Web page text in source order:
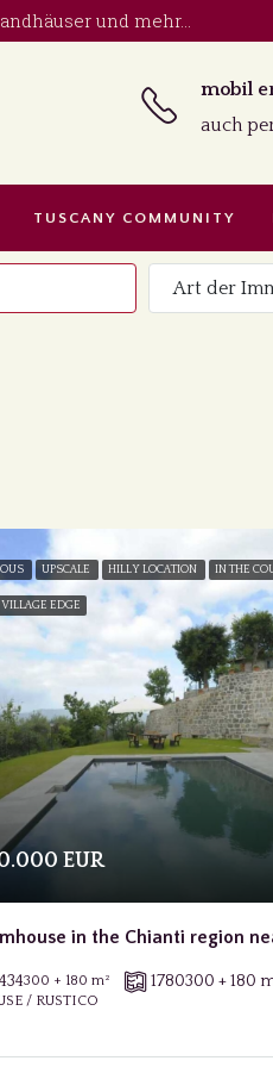
und mehr...
mobil
auch
TUSCANY COMMUNITY
Art der
UPSCALE HILLY LOCATION IN THE
VILLAGE EDGE
EUR
in the Chianti region
434300 + 180 m² 1780300 + 180
/ RUSTICO